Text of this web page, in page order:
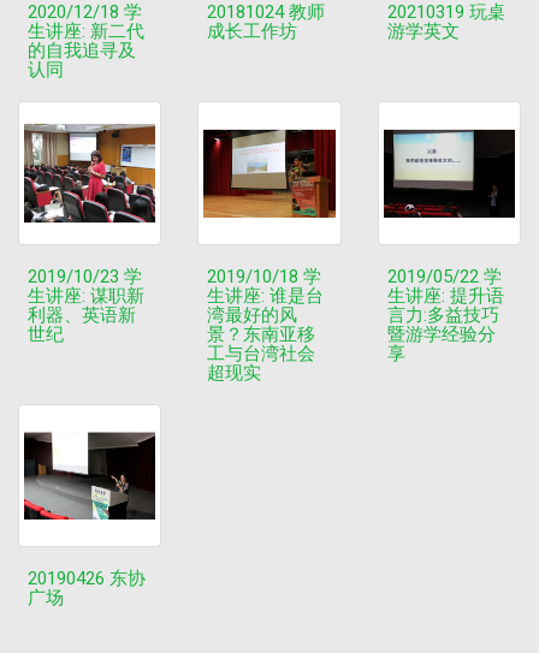
2020/12/18 学
生讲座: 新二代
的自我追寻及
认同
20181024 教师
成长工作坊
20210319 玩桌
游学英文
2019/10/23 学
生讲座: 谋职新
利器、英语新
世纪
2019/10/18 学
生讲座: 谁是台
湾最好的风
景？东南亚移
工与台湾社会
超现实
2019/05/22 学
生讲座: 提升语
言力:多益技巧
暨游学经验分
享
20190426 东协
广场